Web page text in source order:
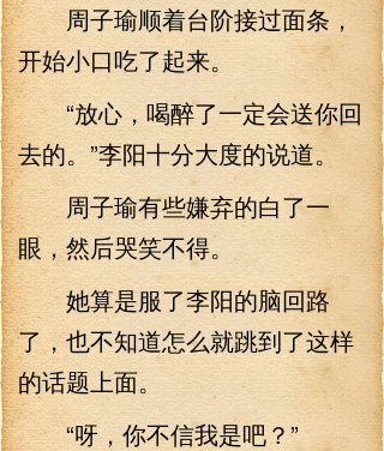
周子瑜顺着台阶接过面条，
开始小口吃了起来。
“放心，喝醉了一定会送你回
去的。”李阳十分大度的说道。
周子瑜有些嫌弃的白了一
眼，然后哭笑不得。
她算是服了李阳的脑回路
了，也不知道怎么就跳到了这样
的话题上面。
“呀，你不信我是吧？”